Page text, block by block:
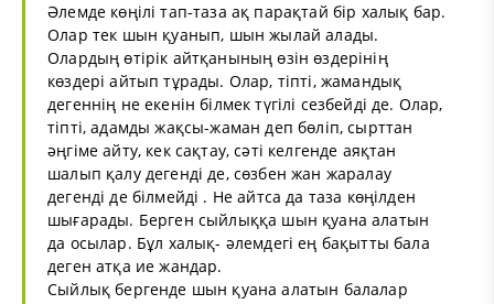
Әлемде көңілі тап-таза ақ парақтай бір халық бар.
Олар тек шын қуанып, шын жылай алады.
Олардың өтірік айтқанының өзін өздерінің
көздері айтып тұрады. Олар, тіпті, жамандық
дегеннің не екенін білмек түгілі сезбейді де. Олар,
тіпті, адамды жақсы-жаман деп бөліп, сырттан
әңгіме айту, кек сақтау, сәті келгенде аяқтан
шалып қалу дегенді де, сөзбен жан жаралау
дегенді де білмейді . Не айтса да таза көңілден
шығарады. Берген сыйлыққа шын қуана алатын
да осылар. Бұл халық- әлемдегі ең бақытты бала
деген атқа ие жандар.
Сыйлық бергенде шын қуана алатын балалар